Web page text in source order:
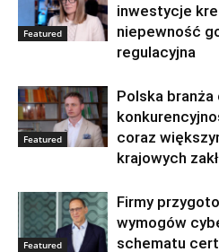
Featured
inwestycje
niepewność
regulacyjna
Featured
Polska
coraz
krajowych
Featured
Firmy
wymogów
schematu